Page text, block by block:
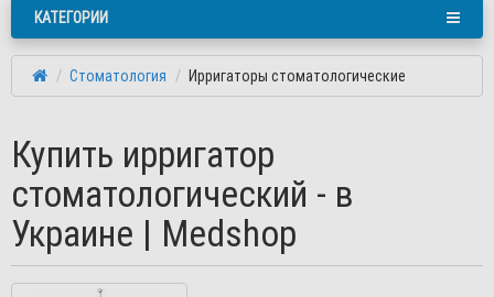
КАТЕГОРИИ
Стоматология Ирригаторы стоматологические
Купить ирригатор
стоматологический - в
Украине | Medshop